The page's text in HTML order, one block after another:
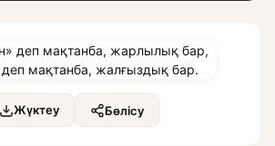
Жүктеу Бөлісу